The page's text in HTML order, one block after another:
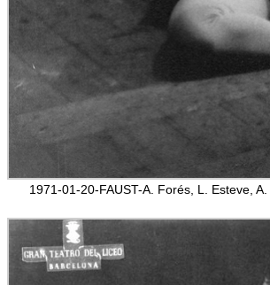
1971-01-20-FAUST-A. Forés, L. Esteve,